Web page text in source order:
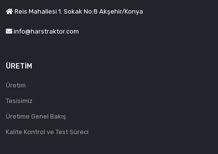
Reis Mahallesi 1. Sokak No:8 Akşehir/Konya
info@harstraktor.com
ÜRETIM
Üretim
Tesisimiz
Üretime Genel Bakış
Kalite Kontrol ve Test Süreci